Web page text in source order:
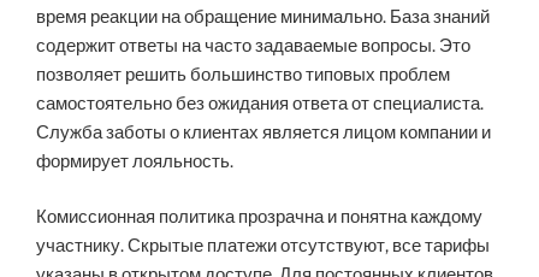
время реакции на обращение минимально. База знаний
содержит ответы на часто задаваемые вопросы. Это
позволяет решить большинство типовых проблем
самостоятельно без ожидания ответа от специалиста.
Служба заботы о клиентах является лицом компании и
формирует лояльность.
Комиссионная политика прозрачна и понятна каждому
участнику. Скрытые платежи отсутствуют, все тарифы